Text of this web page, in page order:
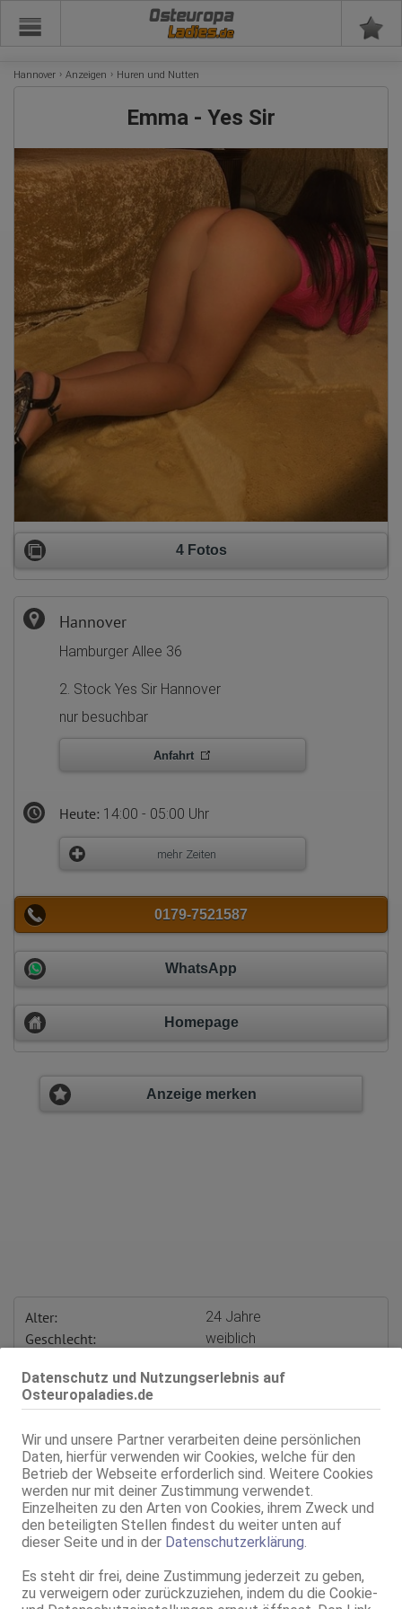
Datenschutz und Nutzungserlebnis auf
Osteuropaladies.de
Wir und unsere Partner verarbeiten deine persönlichen
Daten, hierfür verwenden wir Cookies, welche für den
Betrieb der Webseite erforderlich sind. Weitere Cookies
werden nur mit deiner Zustimmung verwendet.
Einzelheiten zu den Arten von Cookies, ihrem Zweck und
den beteiligten Stellen findest du weiter unten auf
dieser Seite und in der Datenschutzerklärung
Es steht dir frei, deine Zustimmung jederzeit zu geben,
zu verweigern oder zurückzuziehen, indem du die Cookie-
Osteuropa
Hannover Anzeigen Huren und Nutten
Emma - Yes Sir
4 Fotos
Hannover
Hamburger Allee 36
2. Stock Yes Sir Hannover
nur besuchbar
Anfahrt
Heute: 14:00 - 05:00 Uhr
mehr Zeiten
0179-7521587
WhatsApp
Homepage
Anzeige merken
Alter: 24 Jahre
Geschlecht: weiblich
Oberweite: 80 E(DD), natur
Typ:
Intimbereich: total rasiert
Haare: brünett, rückenlang, glatt
Augen: braun
Haut: mittel
Sprachen: Deutsch
Franz.
Franz. bei Ihr
Franz. beidseitig